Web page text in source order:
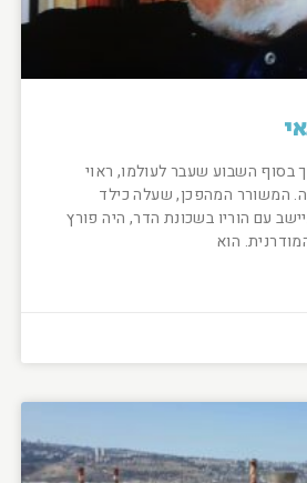
בסוף השבוע שעבר לעולמו, ראוי
המשורר המהפכן, שעלה כילד
עם הוריו בשכונת הדר, היה פורץ
הוא